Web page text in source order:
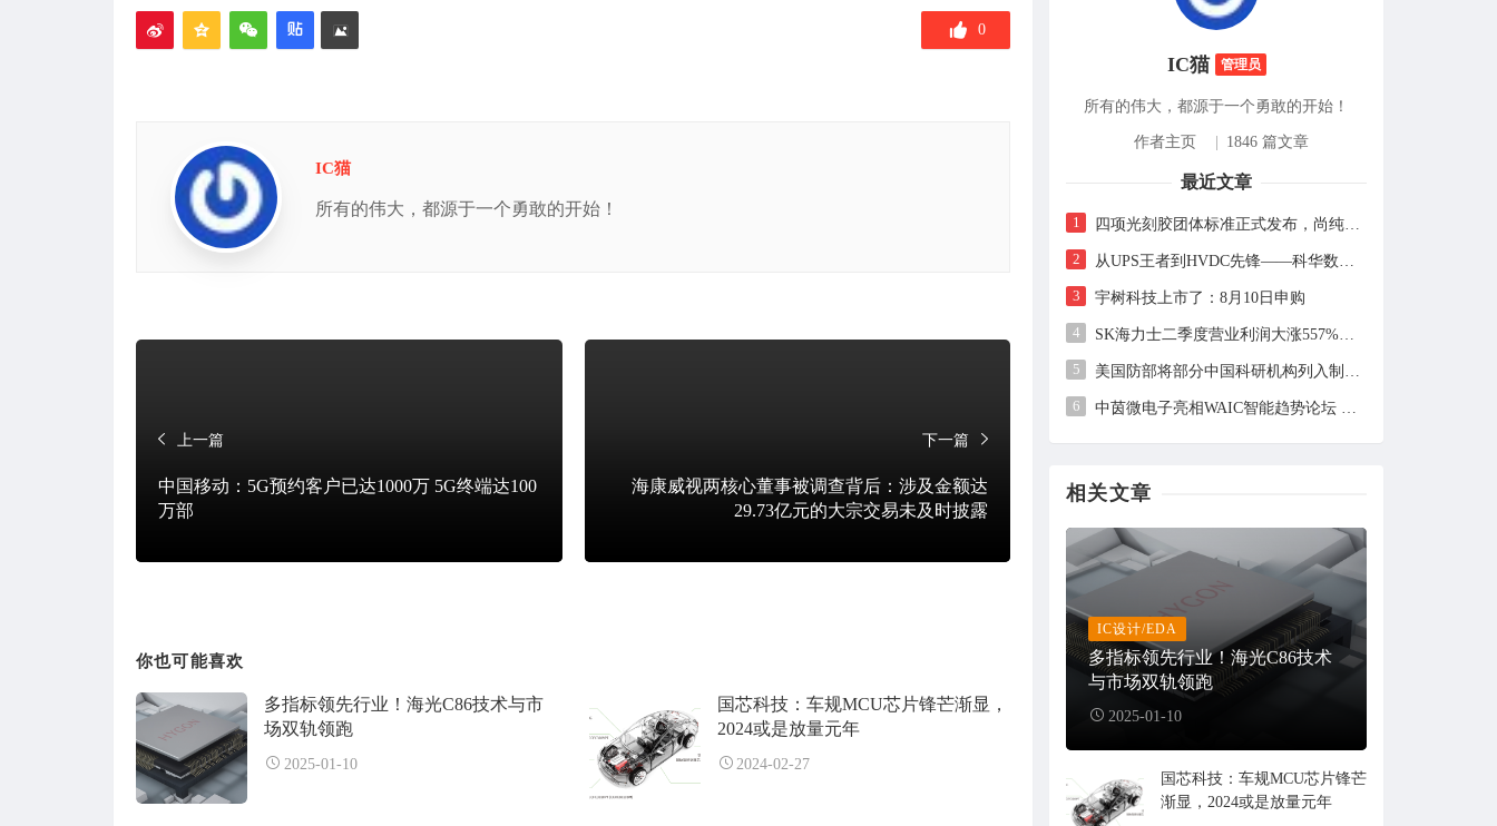
签
0
IC猫
所有的伟大，都源于一个勇敢的开始！
上一篇
中国移动：5G预约客户已达1000万 5G终端达100
万部
下一篇
海康威视两核心董事被调查背后：涉及金额达
29.73亿元的大宗交易未及时披露
你也可能喜欢
多指标领先行业！海光C86技术与市
场双轨领跑
2025-01-10
国芯科技：车规MCU芯片锋芒渐显，
2024或是放量元年
2024-02-27
IC猫 管理员
所有的伟大，都源于一个勇敢的开始！
作者主页 1846 篇文章
最近文章
1 四项光刻胶团体标准正式发布，尚纯智造以设备商身份跻身标准起草席
2 从UPS王者到HVDC先锋——科华数据的“时代转身”
3 宇树科技上市了：8月10日申购
4 SK海力士二季度营业利润大涨557%，但未及市场预期
5 美国防部将部分中国科研机构列入制裁清单，中方回应
6 中茵微电子亮相WAIC智能趋势论坛 AI ASIC芯片定制平台赋能工业AI落地
相关文章
IC设计/EDA
多指标领先行业！海光C86技术
与市场双轨领跑
2025-01-10
国芯科技：车规MCU芯片锋芒
渐显，2024或是放量元年